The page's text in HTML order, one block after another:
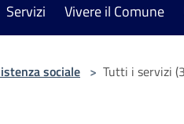
Servizi Vivere il Comune
sociale > Tutti i servizi